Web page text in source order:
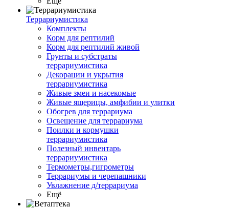
Террариумистика
Комплекты
Корм для рептилий
Корм для рептилий живой
Грунты и субстраты
террариумистика
Декорации и укрытия
террариумистика
Живые змеи и насекомые
Живые ящерицы, амфибии и улитки
Обогрев для террариума
Освещение для террариума
Поилки и кормушки
террариумистика
Полезный инвентарь
террариумистика
Термометры,гигрометры
Террариумы и черепашники
Увлажнение д/террариума
Ещё